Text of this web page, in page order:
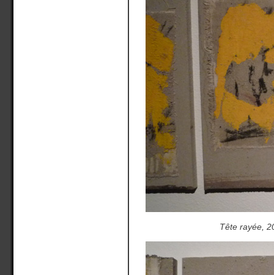
Tête rayée,